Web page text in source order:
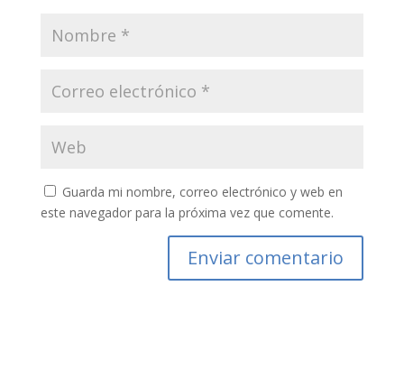
Guarda mi nombre, correo electrónico y web en
este navegador para la próxima vez que comente.